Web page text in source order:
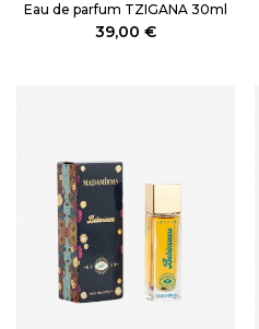
Eau de parfum TZIGANA 30ml
39,00 €